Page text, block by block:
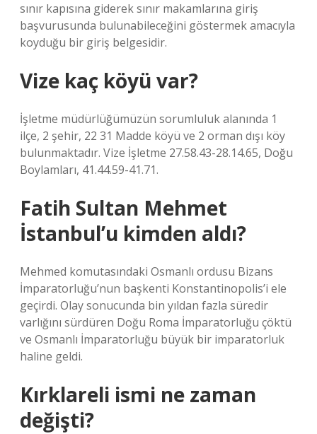
sınır kapısına giderek sınır makamlarına giriş
başvurusunda bulunabileceğini göstermek amacıyla
koyduğu bir giriş belgesidir.
Vize kaç köyü var?
İşletme müdürlüğümüzün sorumluluk alanında 1
ilçe, 2 şehir, 22 31 Madde köyü ve 2 orman dışı köy
bulunmaktadır. Vize İşletme 27.58.43-28.14.65, Doğu
Boylamları, 41.44.59-41.71.
Fatih Sultan Mehmet
İstanbul’u kimden aldı?
Mehmed komutasındaki Osmanlı ordusu Bizans
İmparatorluğu’nun başkenti Konstantinopolis’i ele
geçirdi. Olay sonucunda bin yıldan fazla süredir
varlığını sürdüren Doğu Roma İmparatorluğu çöktü
ve Osmanlı İmparatorluğu büyük bir imparatorluk
haline geldi.
Kırklareli ismi ne zaman
değişti?